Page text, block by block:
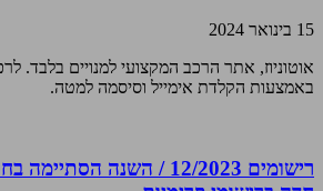
15 בינואר 2024
אוטוניוז, אתר הרכב המקצועי למנויים בלבד.
באמצעות הקלדת אימייל וסיסמה למטה.
רישומים 12/2023 / השנה